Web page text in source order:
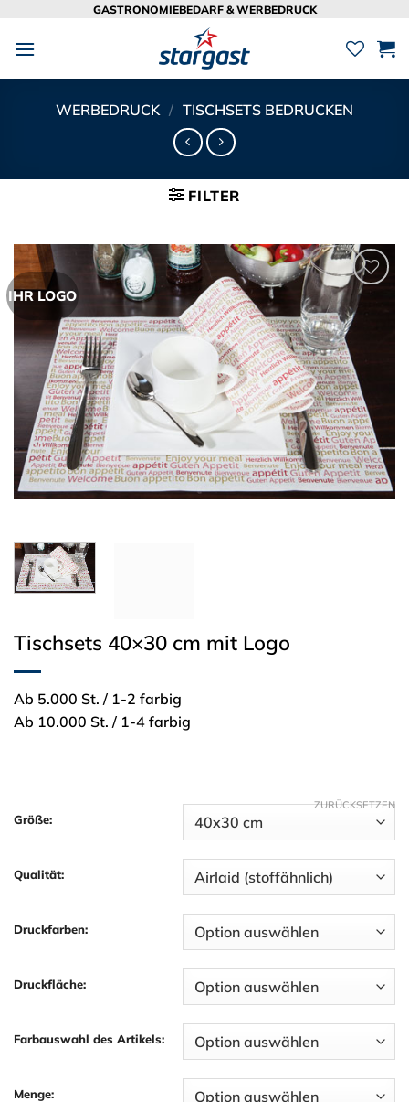
springen
GASTRONOMIEBEDARF & WERBEDRUCK
WERBEDRUCK / TISCHSETS BEDRUCKEN
FILTER
IHR LOGO
Zur
Merkliste
hinzufügen
Tischsets 40×30 cm mit Logo
Ab 5.000 St. / 1-2 farbig
Ab 10.000 St. / 1-4 farbig
Größe:
Qualität:
Druckfarben:
Druckfläche:
Farbauswahl des Artikels:
Menge:
ZURÜCKSETZEN